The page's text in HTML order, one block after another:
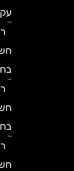
עקיבא
רואה
חשבון
רואה
חשבון
בחריש
רואה
חשבון